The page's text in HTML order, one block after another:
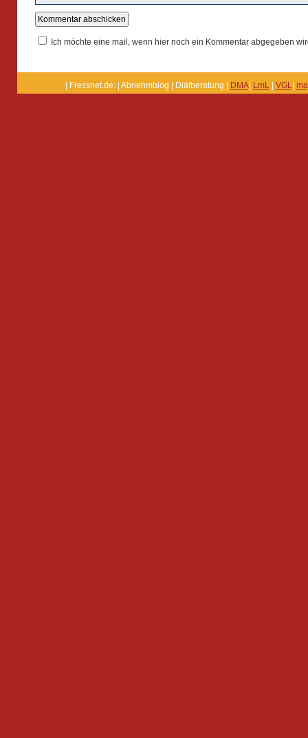
Ich möchte eine mail, wenn hier noch ein Kommentar abgegeben
| Fressnet.de: | Abnehmblog | Diätberatung | DMA| LmL| VGL|